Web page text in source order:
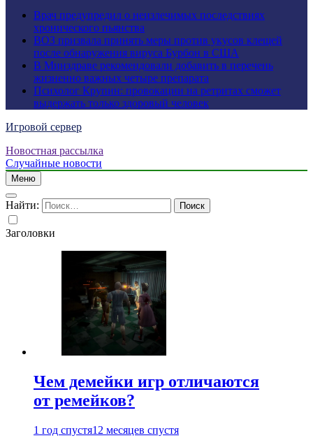
Врач предупредил о неизлечимых последствиях
хронического пьянства
ВОЗ призвала принять меры против укусов клещей
после обнаружения вируса Бурбон в США
В Минздраве рекомендовали добавить в перечень
жизненно важных четыре препарата
Психолог Крупин: провокации на ретритах сможет
выдержать только здоровый человек
Игровой сервер
Новостная рассылка
Случайные новости
Меню
Найти:
Заголовки
Чем демейки игр отличаются
от ремейков?
1 год спустя12 месяцев спустя